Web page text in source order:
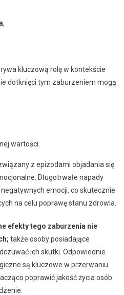
,
kluczową rolę w kontekście
dotknięci tym zaburzeniem mogą
wartości.
z epizodami objadania się
Długotrwałe napady
emocji, co skutecznie
na celu poprawę stanu zdrowia.
efekty tego zaburzenia nie
także osoby posiadające
ich skutki. Odpowiednie
są kluczowe w przerwaniu
poprawić jakość życia osób